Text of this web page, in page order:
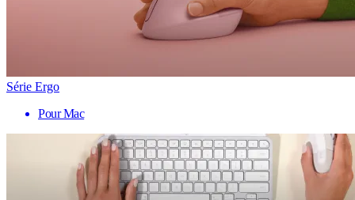
Série Ergo
Pour Mac